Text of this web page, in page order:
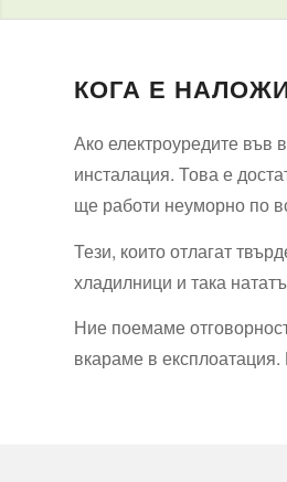
КОГА Е
Ако електроуредите във
инсталация. Това е
ще работи неуморно по
Тези, които отлагат
хладилници и така
Ние поемаме
вкараме в